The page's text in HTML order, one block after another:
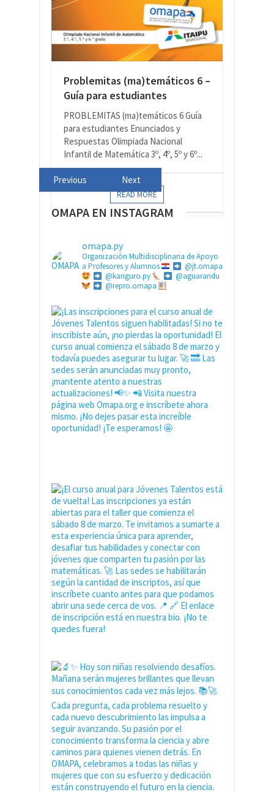
Problemitas (ma)temáticos 6 –
Guía para estudiantes
PROBLEMITAS (ma)temáticos 6 Guía
para estudiantes Enunciados y
Respuestas Olimpiada Nacional
Infantil de Matemática 3º, 4º, 5º y 6º...
READ MORE
Previous Next
OMAPA EN INSTAGRAM
omapa.py
Organización Multidisciplinaria de Apoyo
a Profesores y Alumnos
@jt.omapa
@kanguro.py
@aguarandu
@repro.omapa